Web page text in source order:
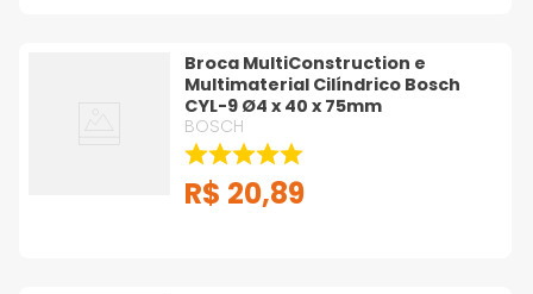
Broca MultiConstruction e
Multimaterial Cilíndrico Bosch
CYL-9 Ø4 x 40 x 75mm
BOSCH
R$ 20,89